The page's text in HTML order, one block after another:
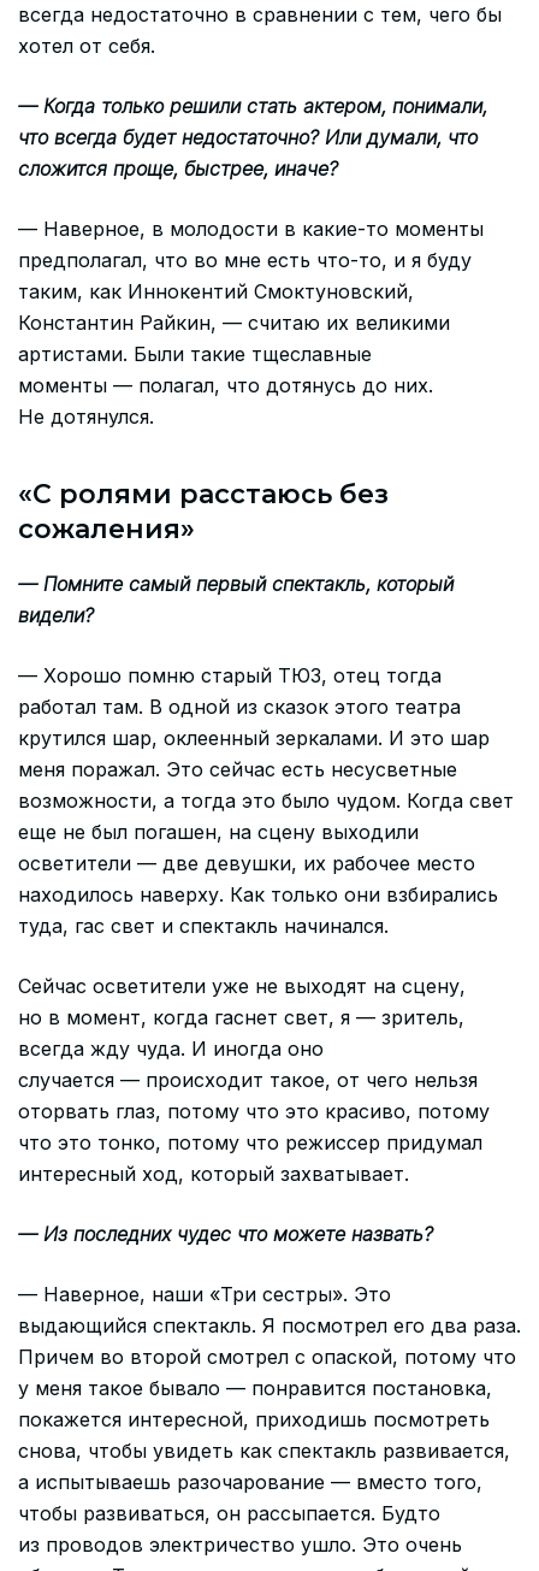
всегда недостаточно в сравнении с тем, чего бы
хотел от себя.
— Когда только решили стать актером, понимали,
что всегда будет недостаточно? Или думали, что
сложится проще, быстрее, иначе?
— Наверное, в молодости в какие-то моменты
предполагал, что во мне есть что-то, и я буду
таким, как Иннокентий Смоктуновский,
Константин Райкин, — считаю их великими
артистами. Были такие тщеславные
моменты — полагал, что дотянусь до них.
Не дотянулся.
«С ролями расстаюсь без
сожаления»
— Помните самый первый спектакль, который
видели?
— Хорошо помню старый ТЮЗ, отец тогда
работал там. В одной из сказок этого театра
крутился шар, оклеенный зеркалами. И это шар
меня поражал. Это сейчас есть несусветные
возможности, а тогда это было чудом. Когда свет
еще не был погашен, на сцену выходили
осветители — две девушки, их рабочее место
находилось наверху. Как только они взбирались
туда, гас свет и спектакль начинался.
Сейчас осветители уже не выходят на сцену,
но в момент, когда гаснет свет, я — зритель,
всегда жду чуда. И иногда оно
случается — происходит такое, от чего нельзя
оторвать глаз, потому что это красиво, потому
что это тонко, потому что режиссер придумал
интересный ход, который захватывает.
— Из последних чудес что можете назвать?
— Наверное, наши «Три сестры». Это
выдающийся спектакль. Я посмотрел его два раза.
Причем во второй смотрел с опаской, потому что
у меня такое бывало — понравится постановка,
покажется интересной, приходишь посмотреть
снова, чтобы увидеть как спектакль развивается,
а испытываешь разочарование — вместо того,
чтобы развиваться, он рассыпается. Будто
из проводов электричество ушло. Это очень